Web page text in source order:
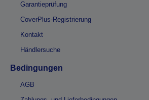
Garantieprüfung
CoverPlus-Registrierung
Kontakt
Händlersuche
Bedingungen
AGB